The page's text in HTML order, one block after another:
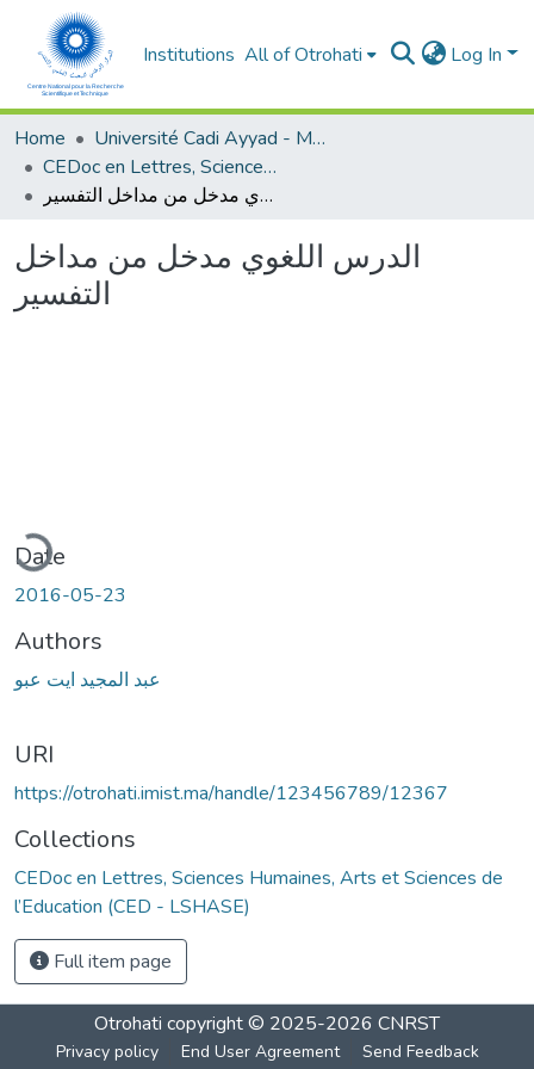
Institutions All of Otrohati Log In
Home
Université Cadi Ayyad - Marrakech
CEDoc en Lettres, Sciences Humaines, Arts et Sciences de l’Education (CED - LSHASE)
الدرس اللغوي مدخل من مداخل التفسير
الدرس اللغوي مدخل من مداخل
التفسير
Date
2016-05-23
Authors
عبد المجيد ايت عبو
URI
https://otrohati.imist.ma/handle/123456789/12367
Collections
CEDoc en Lettres, Sciences Humaines, Arts et Sciences de
l’Education (CED - LSHASE)
Full item page
Otrohati copyright © 2025-2026 CNRST
Privacy policy End User Agreement Send Feedback